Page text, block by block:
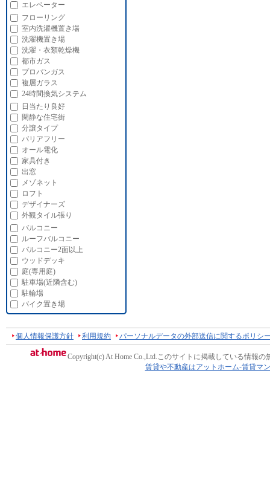
エレベーター
フローリング
室内洗濯機置き場
洗濯機置き場
洗濯・衣類乾燥機
都市ガス
プロパンガス
複層ガラス
24時間換気システム
日当たり良好
閑静な住宅街
分譲タイプ
バリアフリー
オール電化
家具付き
出窓
メゾネット
ロフト
デザイナーズ
外観タイル張り
バルコニー
ルーフバルコニー
バルコニー2面以上
ウッドデッキ
庭(専用庭)
駐車場(近隣含む)
駐輪場
バイク置き場
個人情報保護方針 利用規約 パーソナルデータの外部送信に関するポリシ
Copyright(c) At Home Co.,Ltd.このサイトに掲載している情報の
賃貸や不動産はアットホーム-賃貸マ